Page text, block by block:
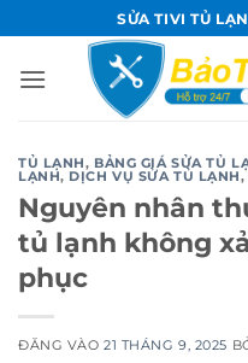
qua
nội
SỬA TIVI TỦ
TỦ LẠNH, BẢNG GIÁ SỬA TỦ
LẠNH, DỊCH VỤ SỬA TỦ LẠNH,
Nguyên nhân
tủ lạnh không
phục
ĐĂNG VÀO21 THÁNG 9, 2025